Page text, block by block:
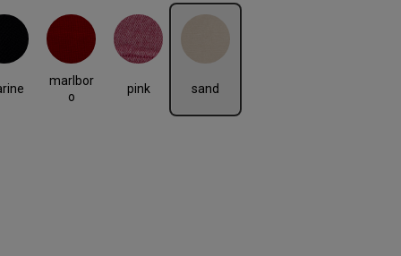
marlbor
o
marlboro
pink
pink
sand
sand